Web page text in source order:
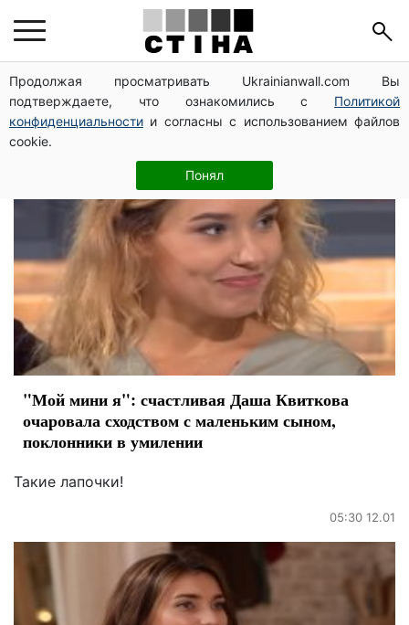
Продолжая просматривать Ukrainianwall.com Вы
подтверждаете, что ознакомились с Политикой
конфиденциальности и согласны с использованием файлов
cookie.
Понял
шоу
"Мой мини я": счастливая Даша Квиткова
очаровала сходством с маленьким сыном,
поклонники в умилении
Такие лапочки!
05:30 12.01